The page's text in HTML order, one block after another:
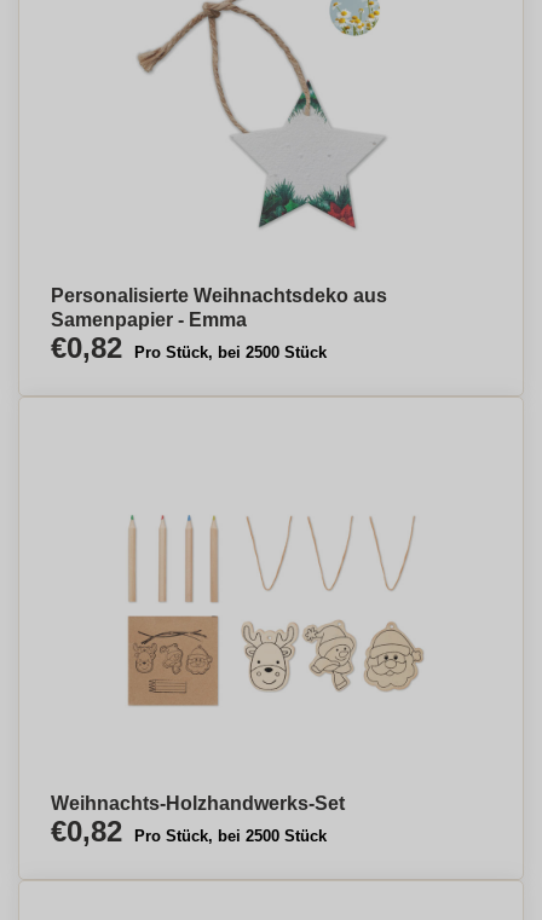
Personalisierte Weihnachtsdeko aus
Samenpapier - Emma
€0,82 Pro Stück, bei 2500 Stück
Weihnachts-Holzhandwerks-Set
€0,82 Pro Stück, bei 2500 Stück